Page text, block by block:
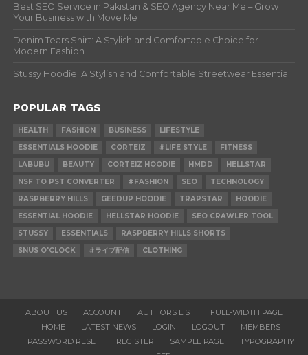
Best SEO Service in Pakistan & SEO Agency Near Me – Grow
Your Business with Move Me
Denim Tears Shirt: A Stylish and Comfortable Choice for
Modern Fashion
Stussy Hoodie: A Stylish and Comfortable Streetwear Essential
POPULAR TAGS
HEALTH FASHION BUSINESS
LIFESTYLE
ESSENTIALS HOODIE
CORTEIZ #LIFE STYLE
FITNESS
LABUBU
BEAUTY CORTEIZ HOODIE HMDD
HELLSTAR
NSF TO PST CONVERTER
#FASHION SEO
TECHNOLOGY
RASPBERRY HILLS
GEEDUP HOODIE TRAPSTAR
HOODIE
ESSENTIAL HOODIE
HELLSTAR HOODIE
SEO CRAWLER TOOL
STUSSY
ESSENTIALS
RASPBERRY HILLS SHORTS
SNUS O'CLOCK
#ライブ配信 CLOTHING
ABOUT US ACCOUNT AUTHORS LIST
FULL-WIDTH PAGE
HOME
LATEST NEWS LOGIN LOGOUT
MEMBERS
PASSWORD RESET
REGISTER SAMPLE PAGE
TYPOGRAPHY